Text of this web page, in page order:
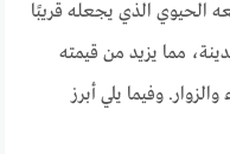
الحيوي الذي يجعله قريبًا
مما يزيد من قيمته
وفيما يلي أبرز